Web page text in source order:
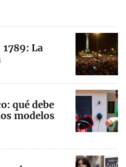
La
qué debe
modelos